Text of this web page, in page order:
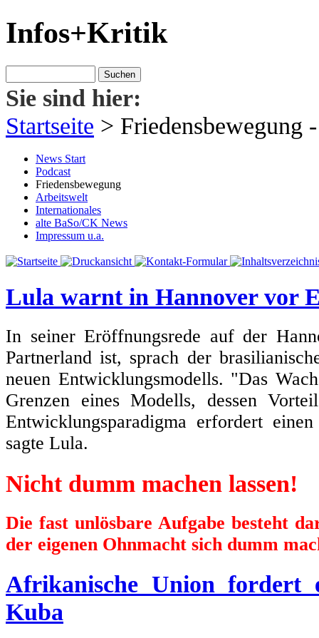
Infos+Kritik
Sie sind hier:
Startseite > Friedensbewegung
News Start
Podcast
Friedensbewegung
Arbeitswelt
Internationales
alte BaSo/CK News
Impressum u.a.
Lula warnt in Hannover vor
In seiner Eröffnungsrede auf der
Partnerland ist, sprach der
neuen Entwicklungsmodells. "Das
Grenzen eines Modells, dessen
Entwicklungsparadigma erfordert
sagte Lula.
Nicht dumm machen lassen!
Die fast unlösbare Aufgabe besteht
der eigenen Ohnmacht sich dumm
Afrikanische Union fordert
Kuba